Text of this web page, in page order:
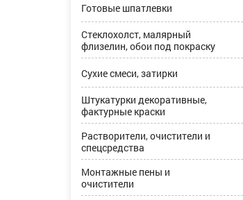
Готовые шпатлевки
Стеклохолст, малярный
флизелин, обои под покраску
Сухие смеси, затирки
Штукатурки декоративные,
фактурные краски
Растворители, очистители и
спецсредства
Монтажные пены и
очистители